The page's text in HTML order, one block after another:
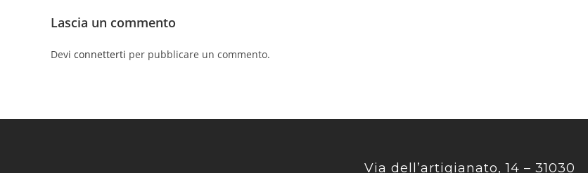
Lascia un commento
Devi connetterti per pubblicare un commento.
Via dell’artigianato, 14 – 31030